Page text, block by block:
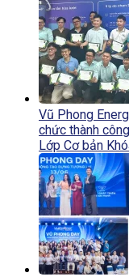
Vũ Phong
chức thành
Lớp Cơ bản